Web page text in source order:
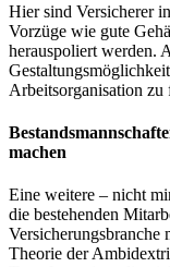
Hier sind Versicherer
Vorzüge wie gute
herauspoliert werden.
Arbeitsorganisation zu
machen
Eine weitere – nicht
die bestehenden
Theorie der